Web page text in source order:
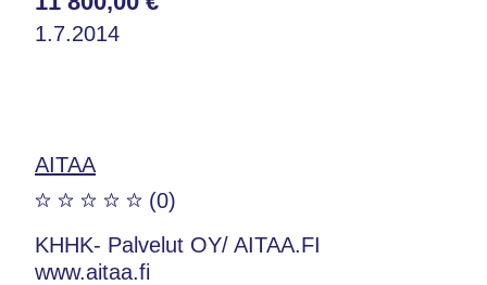
1.7.2014
AITAA
(0)
KHHK- Palvelut OY/ AITAA.FI
www.aitaa.fi